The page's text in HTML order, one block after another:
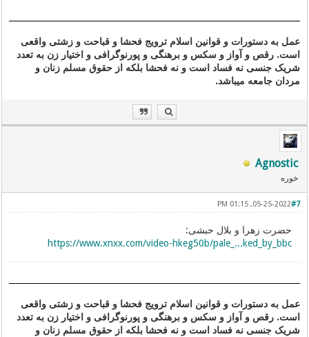
عمل به دستورات و قوانین اسلام ترویج فحشا و قباحت و زشتی واقعی
است. رقص و آواز و سکس و برهنگی و پورنوگرافی و اختیار زن به تعدد
شریک جنسی نه فساد است و نه فحشا بلکه از حقوق مسلم زنان و
مردان جامعه میباشد.
Agnostic
خوره
#7
05-25-2022, 01:15 PM
حضرت زهرا و بلال حبشی:
https://www.xnxx.com/video-hkeg50b/pale_...ked_by_bbc
عمل به دستورات و قوانین اسلام ترویج فحشا و قباحت و زشتی واقعی
است. رقص و آواز و سکس و برهنگی و پورنوگرافی و اختیار زن به تعدد
شریک جنسی نه فساد است و نه فحشا بلکه از حقوق مسلم زنان و